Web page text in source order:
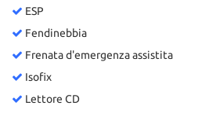
ESP
Fendinebbia
Frenata d'emergenza assistita
Isofix
Lettore CD